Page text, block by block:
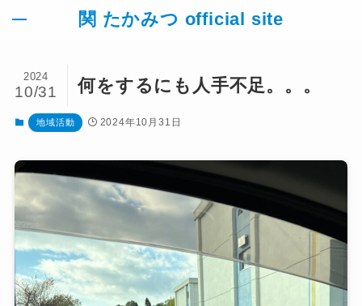
TOP
活動報告
お知らせ
地域活動
議員活動
議会だより
関 たかみつ official site
何をするにも人手不足。。。
2024
10/31
地域活動 2024年10月31日